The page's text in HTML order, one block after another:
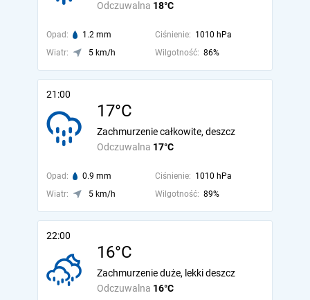
Odczuwalna 18°C
Opad: 1.2 mm Ciśnienie: 1010 hPa
Wiatr:
5 km/h Wilgotność: 86%
21:00
17°C
Odczuwalna 17°C
Zachmurzenie całkowite, deszcz
Opad: 0.9 mm Ciśnienie: 1010 hPa
Wiatr:
5 km/h Wilgotność: 89%
22:00
16°C
Odczuwalna 16°C
Zachmurzenie duże, lekki deszcz